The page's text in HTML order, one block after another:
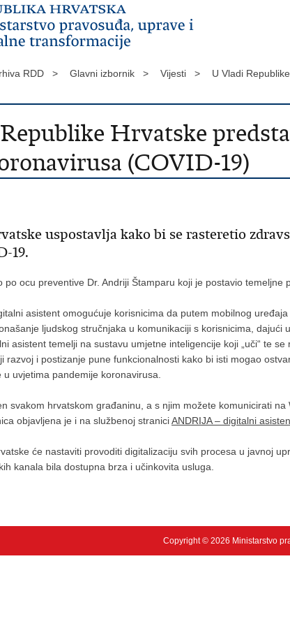
RDD > Glavni izbornik > Vijesti > U Vladi
Hrvatske
(COVID-19)
uspostavlja kako bi se rasteretio
19.
po ocu preventive Dr. Andriji Štamparu koji je postavio temeljne
asistent omogućuje korisnicima da putem mobilnog
ljudskog stručnjaka u komunikaciji s korisnicima,
asistent temelji na sustavu umjetne inteligencije koji „uči“ te
razvoj i postizanje pune funkcionalnosti kako bi isti mogao
u uvjetima pandemije koronavirusa.
svakom hrvatskom građaninu, a s njim možete komunicirati
objavljena je i na službenoj straniciANDRIJA – digitalni
će nastaviti provoditi digitalizaciju svih procesa u javnoj
kanala bila dostupna brza i učinkovita usluga.
Copyright © 2026 Ministarstvo